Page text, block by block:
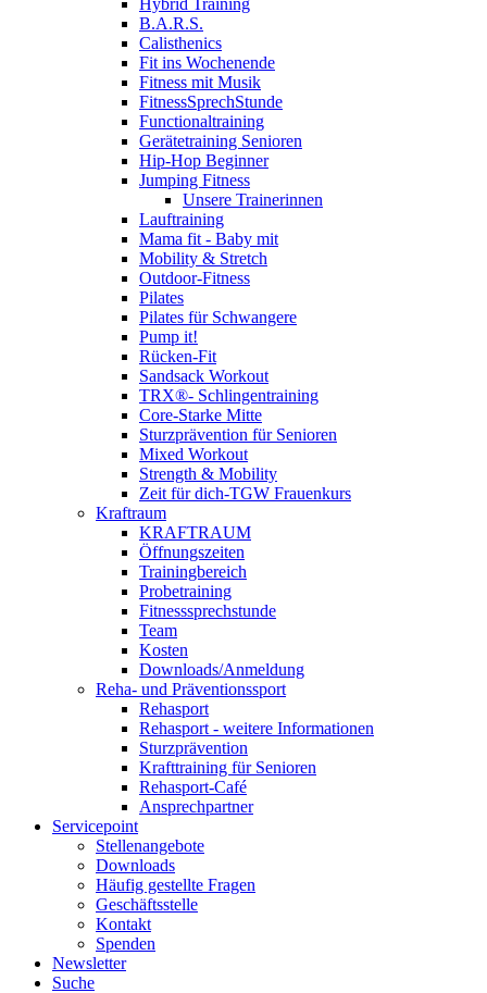
Hybrid Training
B.A.R.S.
Calisthenics
Fit ins Wochenende
Fitness mit Musik
FitnessSprechStunde
Functionaltraining
Gerätetraining Senioren
Hip-Hop Beginner
Jumping Fitness
Unsere Trainerinnen
Lauftraining
Mama fit - Baby mit
Mobility & Stretch
Outdoor-Fitness
Pilates
Pilates für Schwangere
Pump it!
Rücken-Fit
Sandsack Workout
TRX®- Schlingentraining
Core-Starke Mitte
Sturzprävention für Senioren
Mixed Workout
Strength & Mobility
Zeit für dich-TGW Frauenkurs
Kraftraum
KRAFTRAUM
Öffnungszeiten
Trainingbereich
Probetraining
Fitnesssprechstunde
Team
Kosten
Downloads/Anmeldung
Reha- und Präventionssport
Rehasport
Rehasport - weitere Informationen
Sturzprävention
Krafttraining für Senioren
Rehasport-Café
Ansprechpartner
Servicepoint
Stellenangebote
Downloads
Häufig gestellte Fragen
Geschäftsstelle
Kontakt
Spenden
Newsletter
Suche